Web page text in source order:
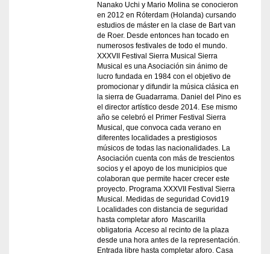
Nanako Uchi y Mario Molina se conocieron
en 2012 en Róterdam (Holanda) cursando
estudios de máster en la clase de Bart van
de Roer. Desde entonces han tocado en
numerosos festivales de todo el mundo.
XXXVII Festival Sierra Musical Sierra
Musical es una Asociación sin ánimo de
lucro fundada en 1984 con el objetivo de
promocionar y difundir la música clásica en
la sierra de Guadarrama. Daniel del Pino es
el director artístico desde 2014. Ese mismo
año se celebró el Primer Festival Sierra
Musical, que convoca cada verano en
diferentes localidades a prestigiosos
músicos de todas las nacionalidades. La
Asociación cuenta con más de trescientos
socios y el apoyo de los municipios que
colaboran que permite hacer crecer este
proyecto. Programa XXXVII Festival Sierra
Musical. Medidas de seguridad Covid19
Localidades con distancia de seguridad
hasta completar aforo Mascarilla
obligatoria Acceso al recinto de la plaza
desde una hora antes de la representación.
Entrada libre hasta completar aforo. Casa